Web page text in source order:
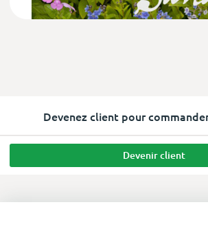
Devenez client pour
Devenir client